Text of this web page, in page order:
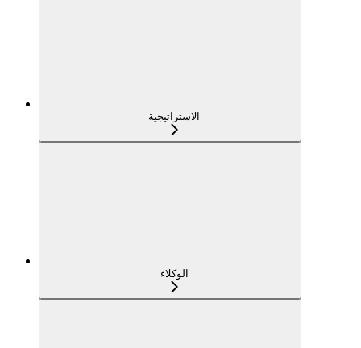
الاستراتيجية
الوكلاء